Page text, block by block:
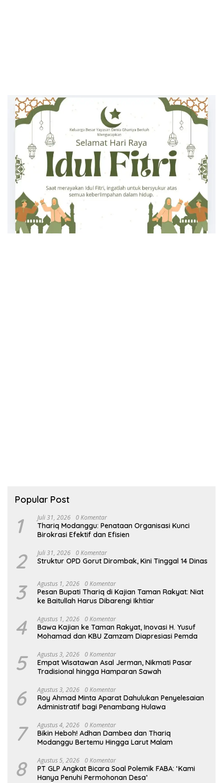
Popular Post
1 Juli 31, 2026 0 Komentar
Thariq Modanggu: Penataan Organisasi Kunci
Birokrasi Efektif dan Efisien
2 Juli 31, 2026 0 Komentar
Struktur OPD Gorut Dirombak, Kini Tinggal 14 Dinas
3 Agustus 1, 2026 0 Komentar
Pesan Bupati Thariq di Kajian Taman Rakyat: Niat
ke Baitullah Harus Dibarengi Ikhtiar
4 Agustus 1, 2026 0 Komentar
Bawa Kajian ke Taman Rakyat, Inovasi H. Yusuf
Mohamad dan KBU Zamzam Diapresiasi Pemda
5 Agustus 3, 2026 0 Komentar
Empat Wisatawan Asal Jerman, Nikmati Pasar
Tradisional hingga Hamparan Sawah
6 Agustus 3, 2026 0 Komentar
Roy Ahmad Minta Aparat Dahulukan Penyelesaian
Administratif bagi Penambang Hulawa
7 Agustus 4, 2026 0 Komentar
Bikin Heboh! Adhan Dambea dan Thariq
Modanggu Bertemu Hingga Larut Malam
8 Agustus 5, 2026 0 Komentar
PT GLP Angkat Bicara Soal Polemik FABA: ‘Kami
Hanya Penuhi Permohonan Desa’